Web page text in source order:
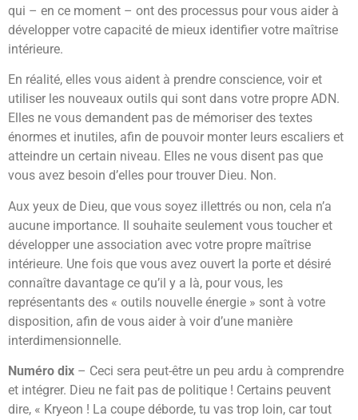
qui – en ce moment – ont des processus pour vous aider à
développer votre capacité de mieux identifier votre maîtrise
intérieure.
En réalité, elles vous aident à prendre conscience, voir et
utiliser les nouveaux outils qui sont dans votre propre ADN.
Elles ne vous demandent pas de mémoriser des textes
énormes et inutiles, afin de pouvoir monter leurs escaliers et
atteindre un certain niveau. Elles ne vous disent pas que
vous avez besoin d’elles pour trouver Dieu. Non.
Aux yeux de Dieu, que vous soyez illettrés ou non, cela n’a
aucune importance. Il souhaite seulement vous toucher et
développer une association avec votre propre maîtrise
intérieure. Une fois que vous avez ouvert la porte et désiré
connaître davantage ce qu’il y a là, pour vous, les
représentants des « outils nouvelle énergie » sont à votre
disposition, afin de vous aider à voir d’une manière
interdimensionnelle.
Numéro dix – Ceci sera peut-être un peu ardu à comprendre
et intégrer. Dieu ne fait pas de politique ! Certains peuvent
dire, « Kryeon ! La coupe déborde, tu vas trop loin, car tout